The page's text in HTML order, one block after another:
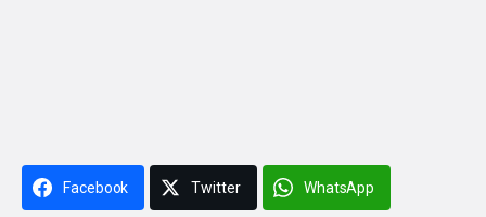
Facebook Twitter WhatsApp